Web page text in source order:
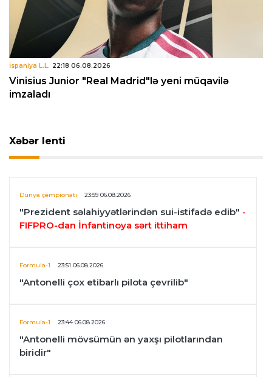
İspaniya L.L. 22:18 06.08.2026
Vinisius Junior "Real Madrid"lə yeni müqavilə
imzaladı
Xəbər lenti
Dünya çempionatı 23:59 06.08.2026
"Prezident səlahiyyətlərindən sui-istifadə edib" -
FIFPRO-dan İnfantinoya sərt ittiham
Formula-1 23:51 06.08.2026
"Antonelli çox etibarlı pilota çevrilib"
Formula-1 23:44 06.08.2026
"Antonelli mövsümün ən yaxşı pilotlarından
biridir"